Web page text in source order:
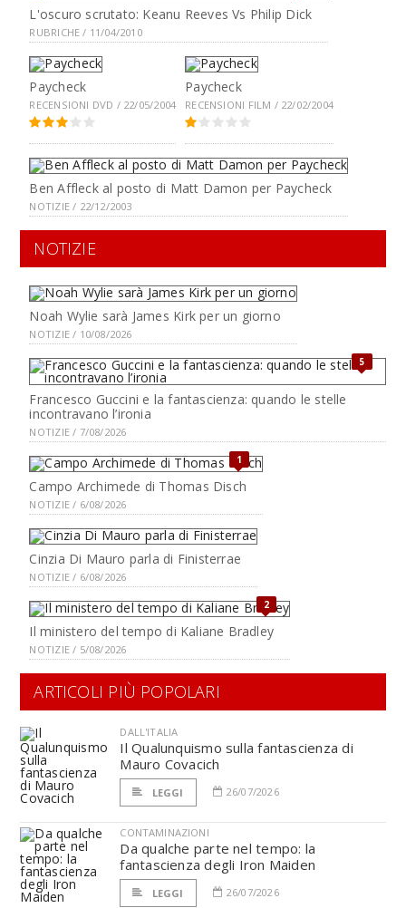
L'oscuro scrutato: Keanu Reeves Vs Philip Dick
RUBRICHE / 11/04/2010
Paycheck
RECENSIONI DVD / 22/05/2004
Paycheck
RECENSIONI FILM / 22/02/2004
Ben Affleck al posto di Matt Damon per Paycheck
NOTIZIE / 22/12/2003
NOTIZIE
Noah Wylie sarà James Kirk per un giorno
NOTIZIE / 10/08/2026
5
Francesco Guccini e la fantascienza: quando le stelle
incontravano l’ironia
NOTIZIE / 7/08/2026
1
Campo Archimede di Thomas Disch
NOTIZIE / 6/08/2026
Cinzia Di Mauro parla di Finisterrae
NOTIZIE / 6/08/2026
2
Il ministero del tempo di Kaliane Bradley
NOTIZIE / 5/08/2026
ARTICOLI PIÙ POPOLARI
DALL'ITALIA
Il Qualunquismo sulla fantascienza di
Mauro Covacich
LEGGI 26/07/2026
CONTAMINAZIONI
Da qualche parte nel tempo: la
fantascienza degli Iron Maiden
LEGGI 26/07/2026